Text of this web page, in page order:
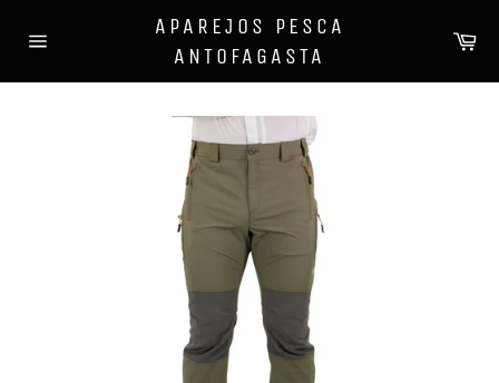
directamente
contenido
APAREJOS PESCA
ANTOFAGASTA